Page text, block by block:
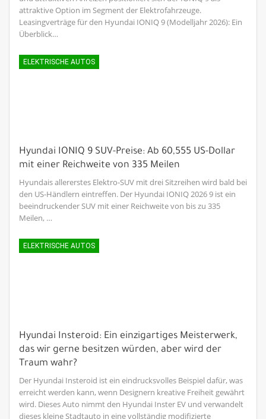
attraktive Option im Segment der Elektrofahrzeuge.
Leasingverträge für den Hyundai IONIQ 9 (Modelljahr 2026): Ein
Überblick…
ELEKTRISCHE AUTOS
Hyundai IONIQ 9 SUV-Preise: Ab 60,555 US-Dollar
mit einer Reichweite von 335 Meilen
Hyundais allererstes Elektro-SUV mit drei Sitzreihen wird bald bei
den US-Händlern eintreffen. Der Hyundai IONIQ 2026 9 ist ein
beeindruckender SUV mit einer Reichweite von bis zu 335
Meilen, …
ELEKTRISCHE AUTOS
Hyundai Insteroid: Ein einzigartiges Meisterwerk,
das wir gerne besitzen würden, aber wird der
Traum wahr?
Der Hyundai Insteroid ist ein eindrucksvolles Beispiel dafür, was
erreicht werden kann, wenn Designern kreative Freiheit gewährt
wird. Dieses Auto nimmt den Hyundai Inster EV und verwandelt
dieses kleine Stadtauto in eine vollständig modifizierte